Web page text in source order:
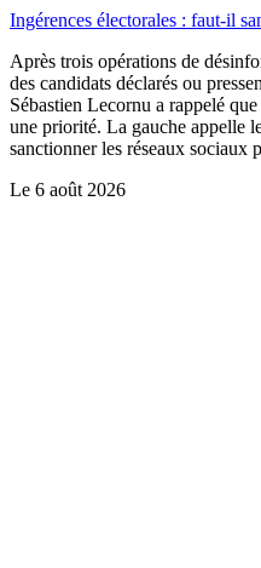
Ingérences électorales : faut-il
Après trois opérations de
des candidats déclarés ou
Sébastien Lecornu a rappelé
une priorité. La gauche appelle
sanctionner les réseaux sociaux
Le 6 août 2026